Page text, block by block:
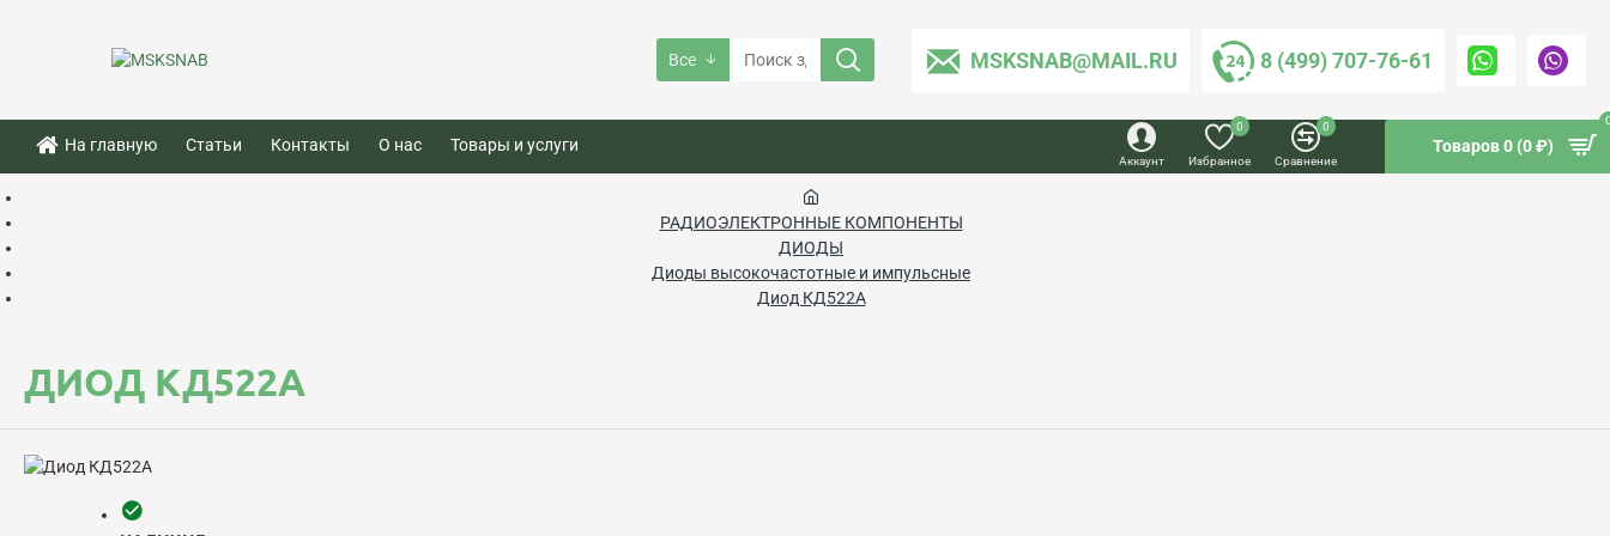
Все MSKSNAB@MAIL.RU 8 (499) 707-76-61
На главную Статьи Контакты О нас Товары и услуги
Аккаунт Избранное
0
Сравнение
0
Товаров 0 (0 ₽)
РАДИОЭЛЕКТРОННЫЕ КОМПОНЕНТЫ
ДИОДЫ
Диоды высокочастотные и импульсные
Диод КД522А
ДИОД КД522А